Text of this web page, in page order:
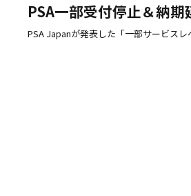
PSA一部受付停止＆納
PSA Japanが発表した「一部サービス